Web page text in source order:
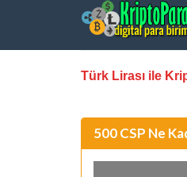
Türk Lirası ile
500 CSP Ne